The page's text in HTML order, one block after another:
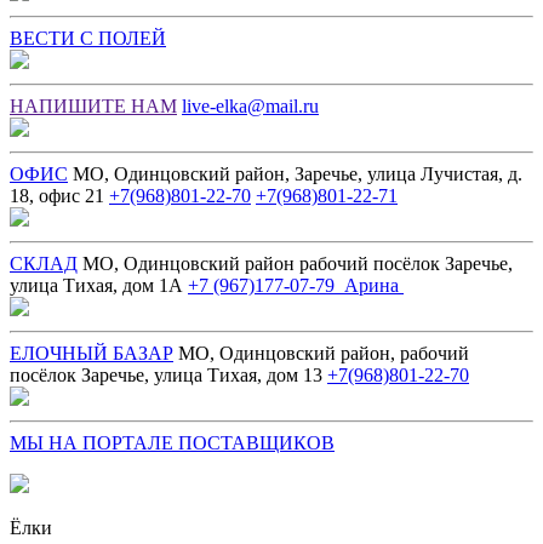
ВЕСТИ С ПОЛЕЙ
НАПИШИТЕ НАМ live-elka@mail.ru
ОФИС МО, Одинцовский район, Заречье, улица Лучистая, д.
18, офис 21 +7(968)801-22-70 +7(968)801-22-71
СКЛАД МО, Одинцовский район рабочий посёлок Заречье,
улица Тихая, дом 1А +7 (967)177-07-79 Арина
ЕЛОЧНЫЙ БАЗАР МО, Одинцовский район, рабочий
посёлок Заречье, улица Тихая, дом 13 +7(968)801-22-70
МЫ НА ПОРТАЛЕ ПОСТАВЩИКОВ
Ёлки